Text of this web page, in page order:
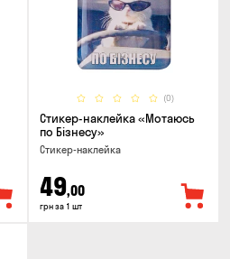
(0)
Стикер-наклейка «Мотаюсь
по Бізнесу»
Стикер-наклейка
49,00
грн за 1 шт